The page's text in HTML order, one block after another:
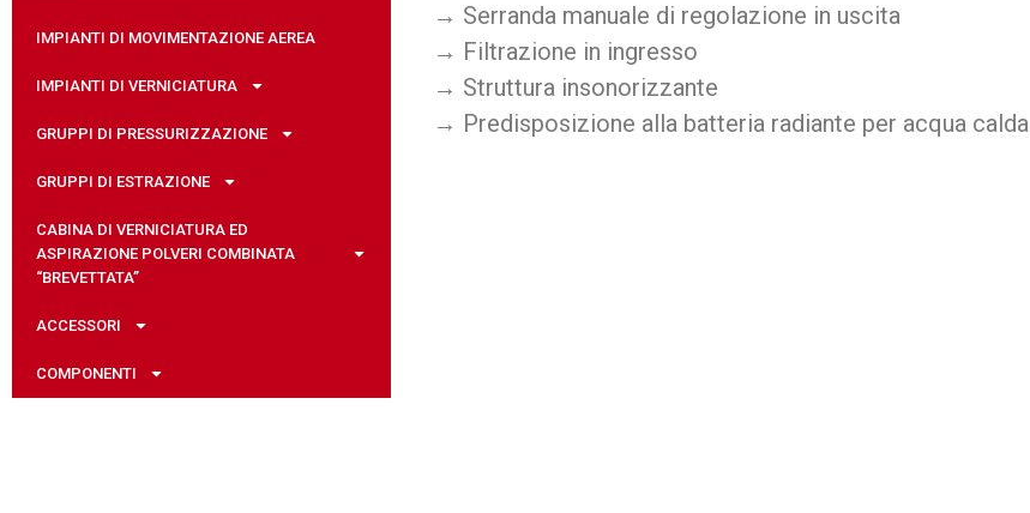
IMPIANTI DI MOVIMENTAZIONE AEREA
IMPIANTI DI VERNICIATURA
GRUPPI DI PRESSURIZZAZIONE
GRUPPI DI ESTRAZIONE
CABINA DI VERNICIATURA ED
ASPIRAZIONE POLVERI COMBINATA
“BREVETTATA”
ACCESSORI
COMPONENTI
→ Serranda manuale di regolazione in uscita
→ Filtrazione in ingresso
→ Struttura insonorizzante
→ Predisposizione alla batteria radiante per acqua calda